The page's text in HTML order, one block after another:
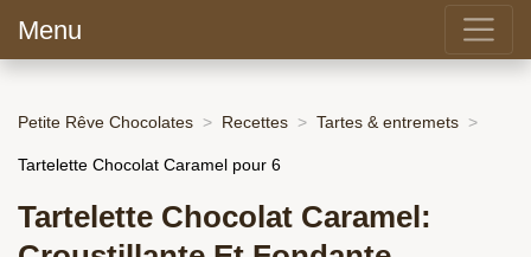
Menu
Petite Rêve Chocolates Recettes Tartes & entremets
Tartelette Chocolat Caramel pour 6
Tartelette Chocolat Caramel: